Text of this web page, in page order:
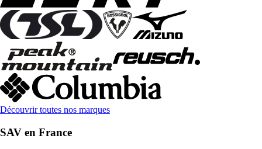
Découvrir toutes nos marques
SAV en France